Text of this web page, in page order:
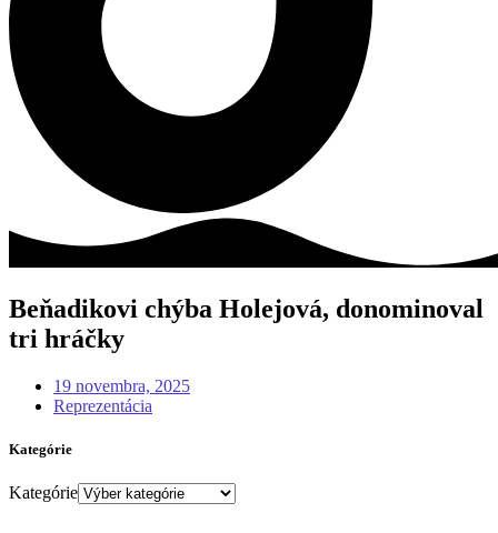
Beňadikovi chýba Holejová, donominoval
tri hráčky
19 novembra, 2025
Reprezentácia
Kategórie
Kategórie